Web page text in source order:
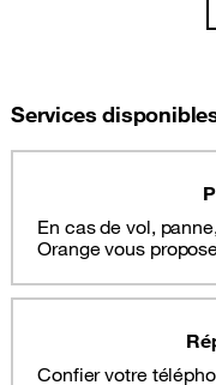
Services
En cas de vol,
Orange vous
Confier votre